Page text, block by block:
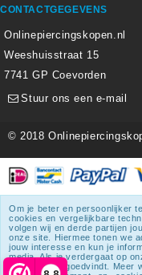
CONTACTGEGEVENS
Onlinepiercingskopen.nl
Weeshuisstraat 15
7741 GP Coevorden
Stuur ons een e-mail
© 2018
Alle
© 2018
Om je beter en persoonlijker
cookies en vergelijkbare
volgen wij en derde partijen
onze site. Hiermee tonen we
jouw interesse en kun je
media. Als je verdergaat op
uit dat je dat goedvindt. Meer